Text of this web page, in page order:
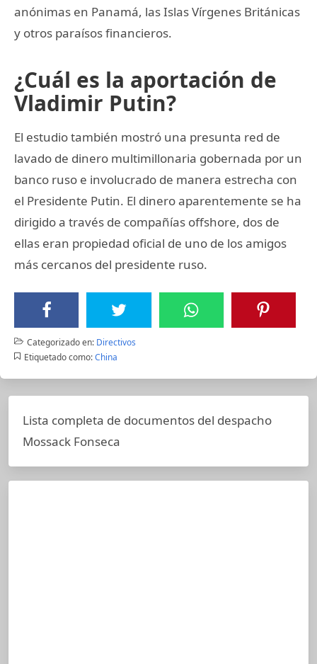
anónimas en Panamá, las Islas Vírgenes Británicas
y otros paraísos financieros.
¿Cuál es la aportación de
Vladimir Putin?
El estudio también mostró una presunta red de
lavado de dinero multimillonaria gobernada por un
banco ruso e involucrado de manera estrecha con
el Presidente Putin. El dinero aparentemente se ha
dirigido a través de compañías offshore, dos de
ellas eran propiedad oficial de uno de los amigos
más cercanos del presidente ruso.
Categorizado en: Directivos
Etiquetado como: China
Lista completa de documentos del despacho
Mossack Fonseca